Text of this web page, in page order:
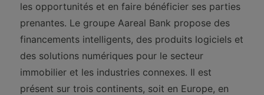
les opportunités et en faire bénéficier ses parties
prenantes. Le groupe Aareal Bank propose des
financements intelligents, des produits logiciels et
des solutions numériques pour le secteur
immobilier et les industries connexes. Il est
présent sur trois continents, soit en Europe, en